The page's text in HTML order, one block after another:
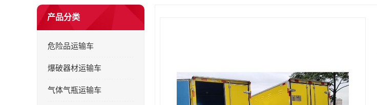
产品分类
危险品运输车
爆破器材运输车
气体气瓶运输车